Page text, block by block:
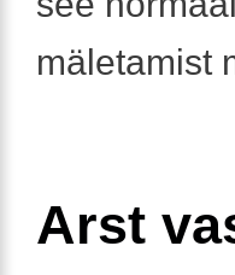
mäletamist
Arst